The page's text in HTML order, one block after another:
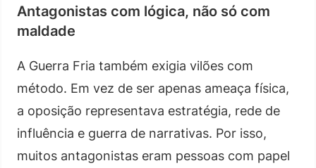
Antagonistas com lógica, não só com
maldade
A Guerra Fria também exigia vilões com
método. Em vez de ser apenas ameaça física,
a oposição representava estratégia, rede de
influência e guerra de narrativas. Por isso,
muitos antagonistas eram pessoas com papel